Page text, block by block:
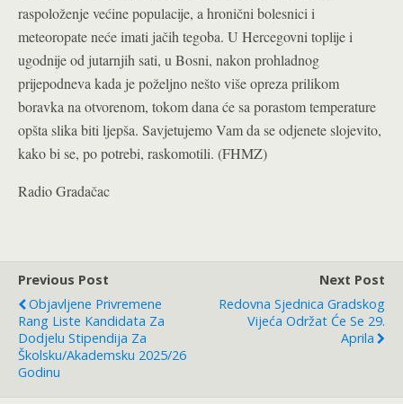
raspoloženje većine populacije, a hronični bolesnici i
meteoropate neće imati jačih tegoba. U Hercegovni toplije i
ugodnije od jutarnjih sati, u Bosni, nakon prohladnog
prijepodneva kada je poželjno nešto više opreza prilikom
boravka na otvorenom, tokom dana će sa porastom temperature
opšta slika biti ljepša. Savjetujemo Vam da se odjenete slojevito,
kako bi se, po potrebi, raskomotili. (FHMZ)
Radio Gradačac
Previous Post
Objavljene Privremene
Rang Liste Kandidata Za
Dodjelu Stipendija Za
Školsku/akademsku 2025/26
Godinu
Next Post
Redovna Sjednica Gradskog
Vijeća Održat Će Se 29.
Aprila